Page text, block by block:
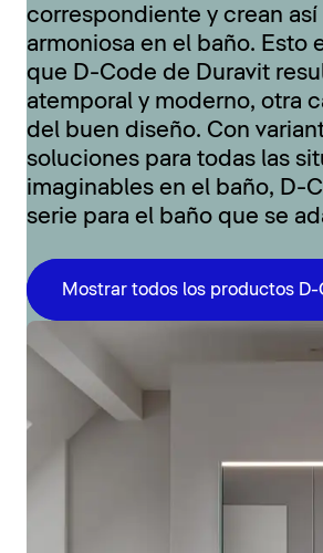
correspondiente y crean así
armoniosa en el baño. Esto
que D-Code de Duravit
atemporal y moderno, otra
del buen diseño. Con
soluciones para todas las
imaginables en el baño, D-
serie para el baño que se
Mostrar todos los productos D-